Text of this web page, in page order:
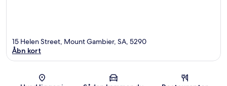
Kort
15 Helen Street, Mount Gambier, SA, 5290
Åbn kort